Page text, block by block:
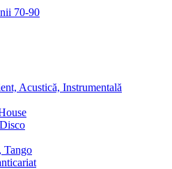
70-90
Acustică, Instrumentală
Tango